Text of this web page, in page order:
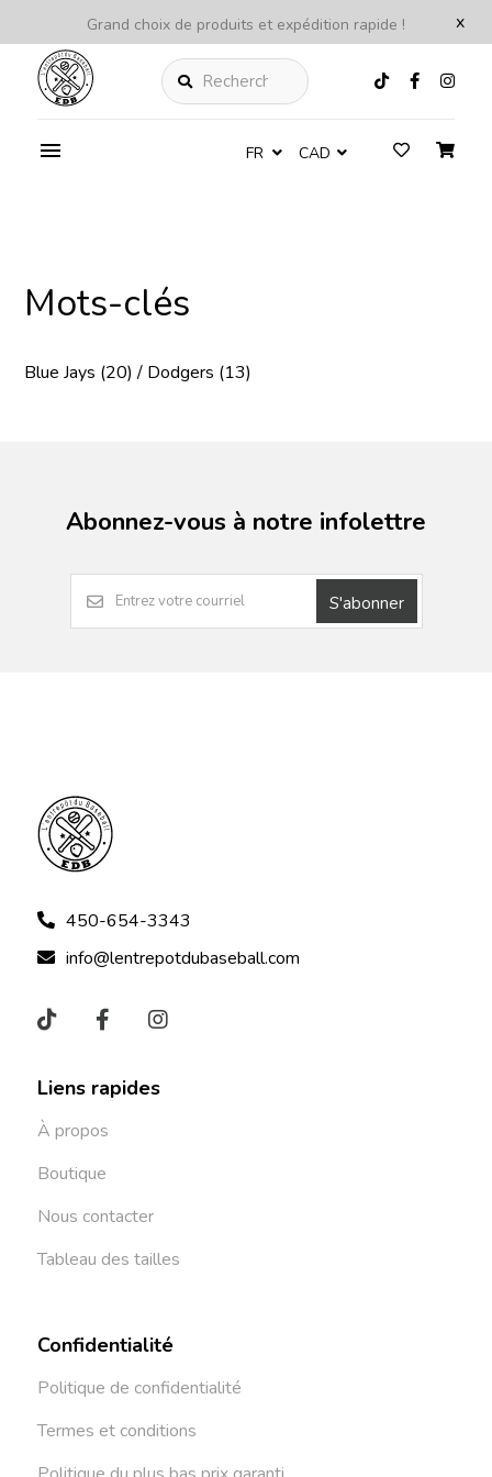
x
Grand choix de produits et expédition rapide !
Rechercher
FR CAD
Mots-clés
Blue Jays (20) / Dodgers (13)
Abonnez-vous à notre infolettre
S'abonner
450-654-3343
info@lentrepotdubaseball.com
Liens rapides
À propos
Boutique
Nous contacter
Tableau des tailles
Confidentialité
Politique de confidentialité
Termes et conditions